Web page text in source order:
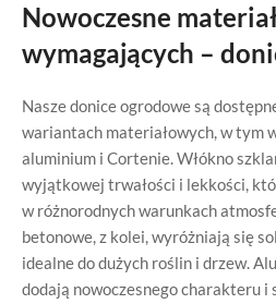
Nowoczesne
wymagających –
Nasze donice ogrodowe są
wariantach materiałowych, w tym
aluminium i Cortenie. Włókno
wyjątkowej trwałości i lekkości,
w różnorodnych warunkach
betonowe, z kolei, wyróżniają się
idealne do dużych roślin i drzew.
dodają nowoczesnego charakteru i